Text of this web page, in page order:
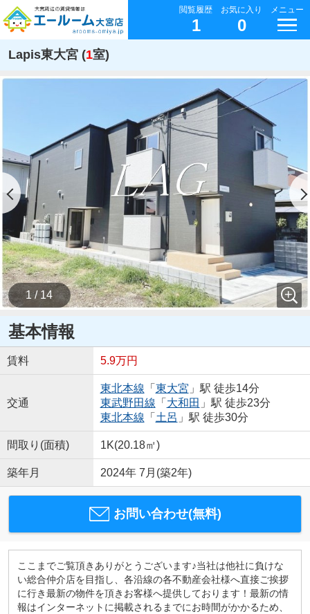
閲覧履歴
1
お気に入り
0
メニュー
Lapis東大宮 (1室)
1 / 14
基本情報
賃料 5.9万円
交通
東北本線 「 東大宮 」駅 徒歩14分
東武野田線 「 大和田 」駅 徒歩23分
東北本線 「 土呂 」駅 徒歩30分
間取り(面積) 1K(20.18㎡)
築年月 2024年 7月(築2年)
お問い合わせ(無料)
ここまでご覧頂きありがとうございます♪当社は他社に負けな
い総合仲介店を目指し、各沿線の各不動産会社様へ直接ご挨拶
に行き最新の物件を頂きお客様へ提供しております！最新の情
報はインターネットに掲載されるまでにお時間がかかるため、